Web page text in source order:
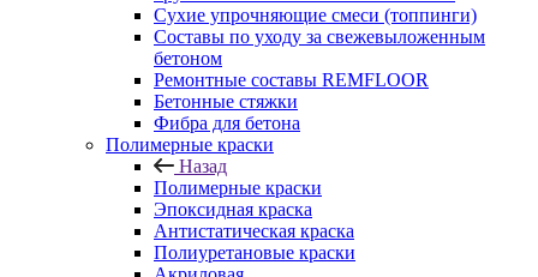
Сухие упрочняющие смеси (топпинги)
Составы по уходу за свежевыложенным
бетоном
Ремонтные составы REMFLOOR
Бетонные стяжки
Фибра для бетона
Полимерные краски
Назад
Полимерные краски
Эпоксидная краска
Антистатическая краска
Полиуретановые краски